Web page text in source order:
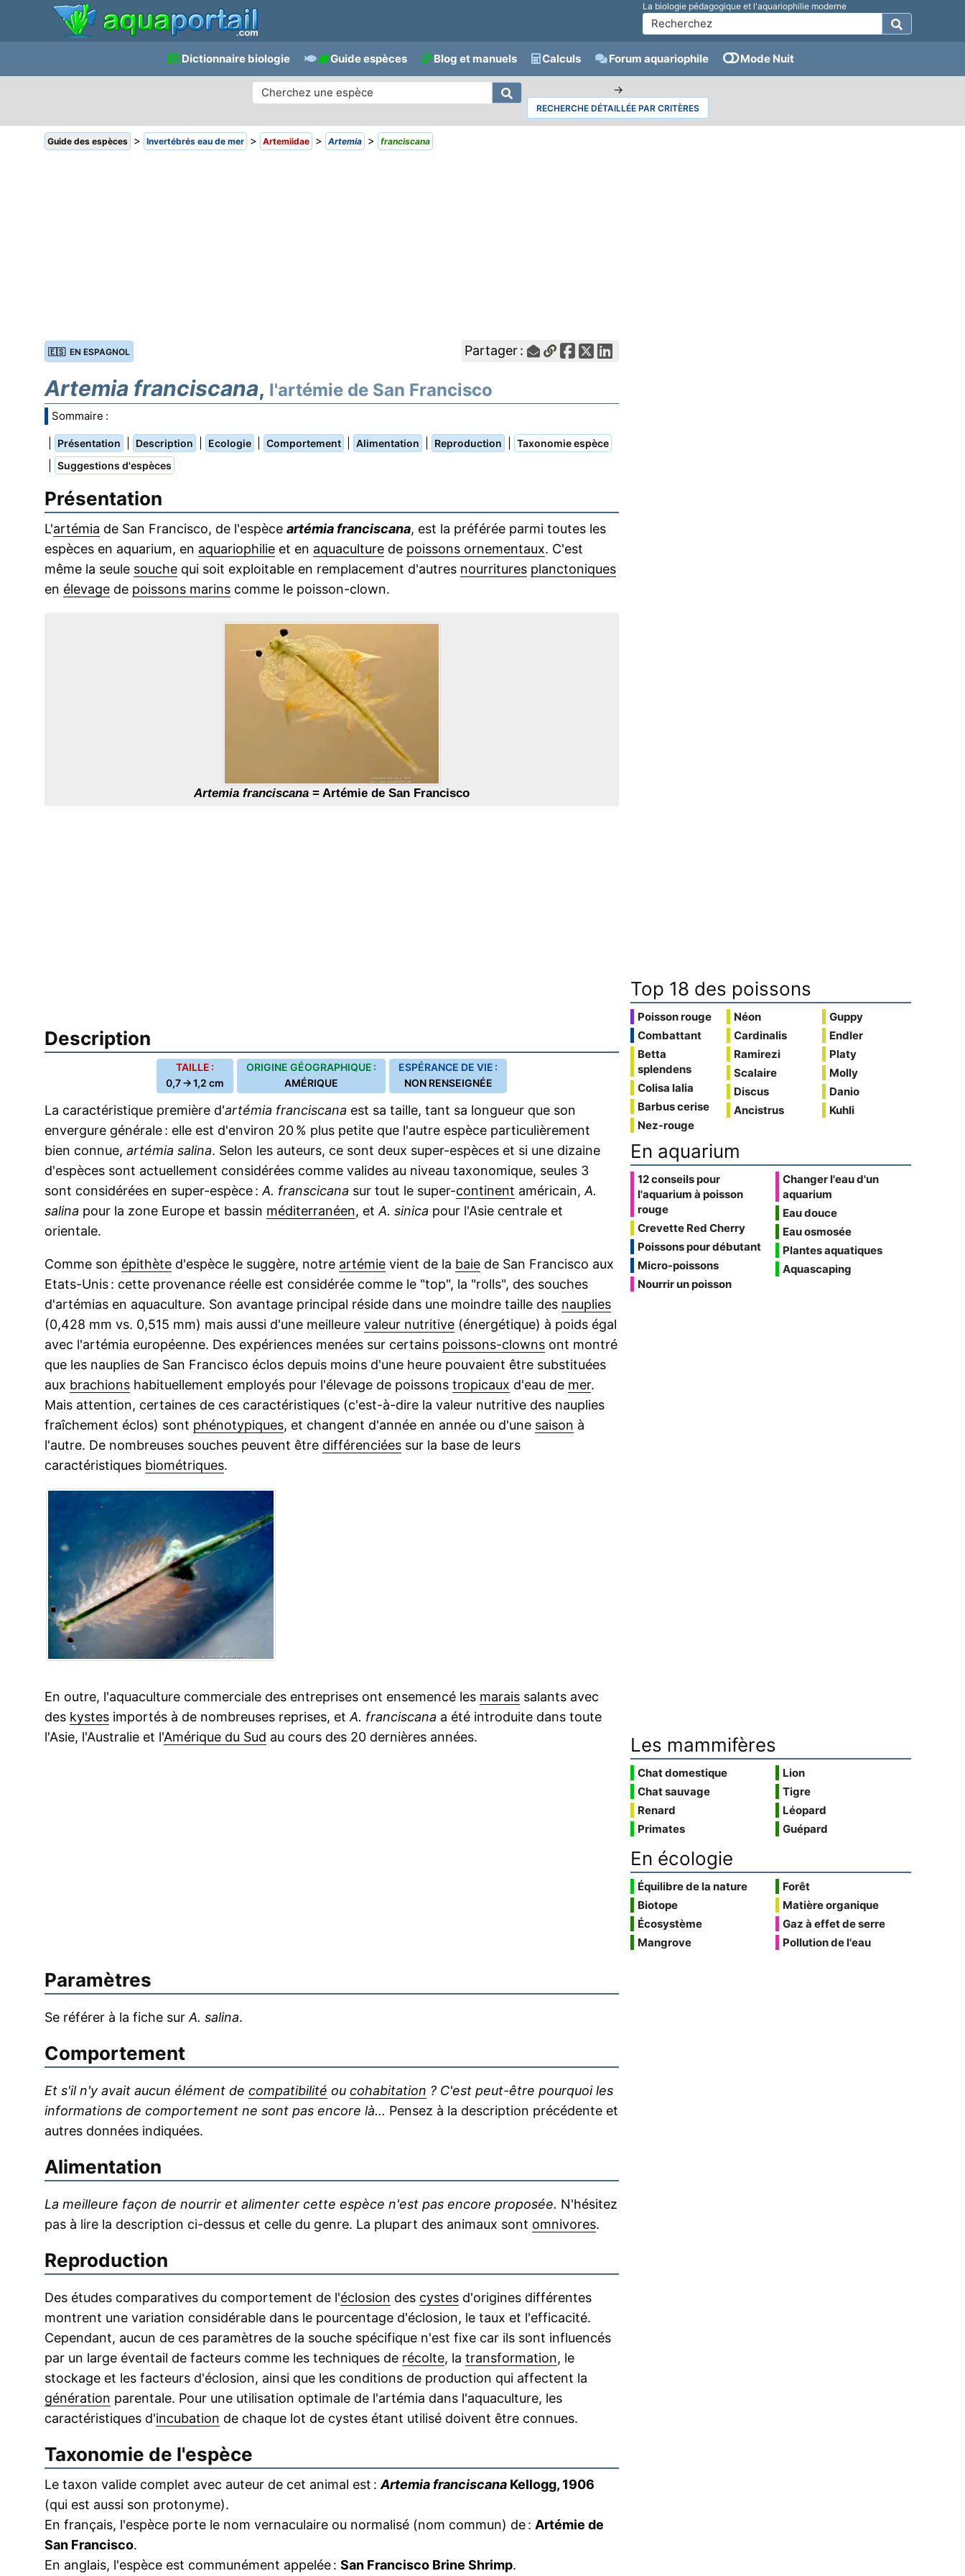
La biologie pédagogique et l'aquariophilie moderne
Dictionnaire biologie Guide espèces Blog et manuels Calculs Forum aquariophile Mode Nuit
→
RECHERCHE DÉTAILLÉE PAR CRITÈRES
Guide des espèces > Invertébrés eau de mer > Artemiidae > Artemia > franciscana
🇪🇸 EN ESPAGNOL Partager :
Artemia franciscana, l'artémie de San Francisco
Sommaire :
Présentation Description Ecologie Comportement Alimentation Reproduction Taxonomie espèce
Suggestions d'espèces
Présentation
L'artémia de San Francisco, de l'espèce artémia franciscana, est la préférée parmi toutes les
espèces en aquarium, en aquariophilie et en aquaculture de poissons ornementaux. C'est
même la seule souche qui soit exploitable en remplacement d'autres nourritures planctoniques
en élevage de poissons marins comme le poisson-clown.
Artemia franciscana = Artémie de San Francisco
Description
TAILLE :
0,7 → 1,2 cm
ORIGINE GÉOGRAPHIQUE :
AMÉRIQUE
ESPÉRANCE DE VIE :
NON RENSEIGNÉE
La caractéristique première d'artémia franciscana est sa taille, tant sa longueur que son
envergure générale : elle est d'environ 20 % plus petite que l'autre espèce particulièrement
bien connue, artémia salina. Selon les auteurs, ce sont deux super-espèces et si une dizaine
d'espèces sont actuellement considérées comme valides au niveau taxonomique, seules 3
sont considérées en super-espèce : A. franscicana sur tout le super-continent américain, A.
salina pour la zone Europe et bassin méditerranéen, et A. sinica pour l'Asie centrale et
orientale.
Comme son épithète d'espèce le suggère, notre artémie vient de la baie de San Francisco aux
Etats-Unis : cette provenance réelle est considérée comme le "top", la "rolls", des souches
d'artémias en aquaculture. Son avantage principal réside dans une moindre taille des nauplies
(0,428 mm vs. 0,515 mm) mais aussi d'une meilleure valeur nutritive (énergétique) à poids égal
avec l'artémia européenne. Des expériences menées sur certains poissons-clowns ont montré
que les nauplies de San Francisco éclos depuis moins d'une heure pouvaient être substituées
aux brachions habituellement employés pour l'élevage de poissons tropicaux d'eau de mer.
Mais attention, certaines de ces caractéristiques (c'est-à-dire la valeur nutritive des nauplies
fraîchement éclos) sont phénotypiques, et changent d'année en année ou d'une saison à
l'autre. De nombreuses souches peuvent être différenciées sur la base de leurs
caractéristiques biométriques.
En outre, l'aquaculture commerciale des entreprises ont ensemencé les marais salants avec
des kystes importés à de nombreuses reprises, et A. franciscana a été introduite dans toute
l'Asie, l'Australie et l'Amérique du Sud au cours des 20 dernières années.
Paramètres
Se référer à la fiche sur A. salina.
Comportement
Et s'il n'y avait aucun élément de compatibilité ou cohabitation ? C'est peut-être pourquoi les
informations de comportement ne sont pas encore là... Pensez à la description précédente et
autres données indiquées.
Alimentation
La meilleure façon de nourrir et alimenter cette espèce n'est pas encore proposée. N'hésitez
pas à lire la description ci-dessus et celle du genre. La plupart des animaux sont omnivores.
Reproduction
Des études comparatives du comportement de l'éclosion des cystes d'origines différentes
montrent une variation considérable dans le pourcentage d'éclosion, le taux et l'efficacité.
Cependant, aucun de ces paramètres de la souche spécifique n'est fixe car ils sont influencés
par un large éventail de facteurs comme les techniques de récolte, la transformation, le
stockage et les facteurs d'éclosion, ainsi que les conditions de production qui affectent la
génération parentale. Pour une utilisation optimale de l'artémia dans l'aquaculture, les
caractéristiques d'incubation de chaque lot de cystes étant utilisé doivent être connues.
Taxonomie de l'espèce
Le taxon valide complet avec auteur de cet animal est : Artemia franciscana Kellogg, 1906
(qui est aussi son protonyme).
En français, l'espèce porte le nom vernaculaire ou normalisé (nom commun) de : Artémie de
San Francisco.
En anglais, l'espèce est communément appelée : San Francisco Brine Shrimp.
Top 18 des poissons
Poisson rouge
Combattant
Betta
splendens
Colisa lalia
Barbus cerise
Nez-rouge
Néon
Cardinalis
Ramirezi
Scalaire
Discus
Ancistrus
Guppy
Endler
Platy
Molly
Danio
Kuhli
En aquarium
12 conseils pour
l'aquarium à poisson
rouge
Crevette Red Cherry
Poissons pour débutant
Micro-poissons
Nourrir un poisson
Changer l'eau d'un
aquarium
Eau douce
Eau osmosée
Plantes aquatiques
Aquascaping
Les mammifères
Chat domestique
Chat sauvage
Renard
Primates
Lion
Tigre
Léopard
Guépard
En écologie
Équilibre de la nature
Biotope
Écosystème
Mangrove
Forêt
Matière organique
Gaz à effet de serre
Pollution de l'eau